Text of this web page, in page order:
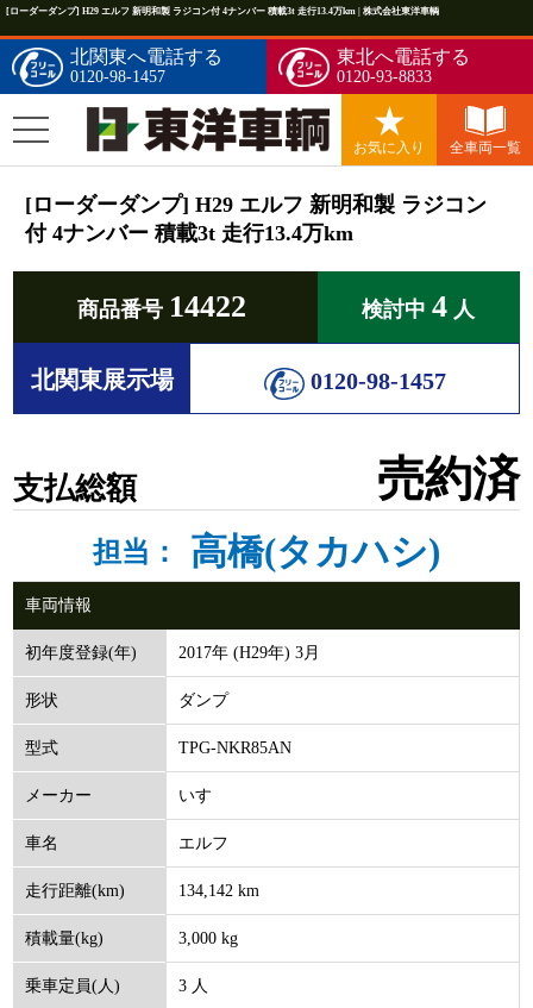
[ローダーダンプ] H29 エルフ 新明和製 ラジコン付 4ナンバー 積載3t 走行13.4万km | 株式会社東洋車輌
北関東へ電話する
0120-98-1457
東北へ電話する
0120-93-8833
お気に入り 全車両一覧
[ローダーダンプ] H29 エルフ 新明和製 ラジコン
付 4ナンバー 積載3t 走行13.4万km
商品番号 14422 検討中 4 人
北関東展示場 0120-98-1457
支払総額 売約済
担当： 高橋(タカハシ)
車両情報
初年度登録(年) 2017年 (H29年) 3月
形状 ダンプ
型式 TPG-NKR85AN
メーカー いすゞ
車名 エルフ
走行距離(km) 134,142 km
積載量(kg) 3,000 kg
乗車定員(人) 3 人